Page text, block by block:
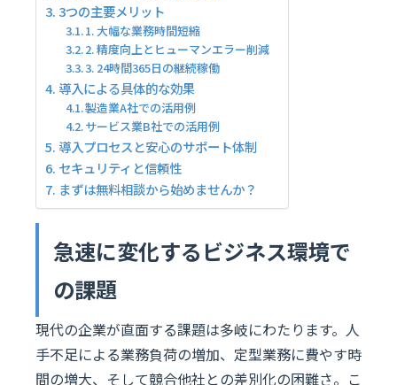
3つの主要メリット
1. 大幅な業務時間短縮
2. 精度向上とヒューマンエラー削減
3. 24時間365日の継続稼働
導入による具体的な効果
製造業A社での活用例
サービス業B社での活用例
導入プロセスと安心のサポート体制
セキュリティと信頼性
まずは無料相談から始めませんか？
急速に変化するビジネス環境で
の課題
現代の企業が直面する課題は多岐にわたります。人
手不足による業務負荷の増加、定型業務に費やす時
間の増大、そして競合他社との差別化の困難さ。こ